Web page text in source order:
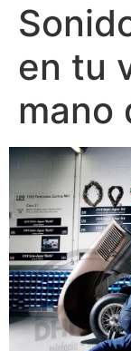
en tu
mano